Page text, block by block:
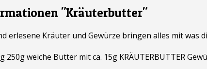
"Kräuterbutter"
erlesene Kräuter und Gewürze bringen alles mit
250g weiche Butter mit ca. 15g KRÄUTERBUTTER